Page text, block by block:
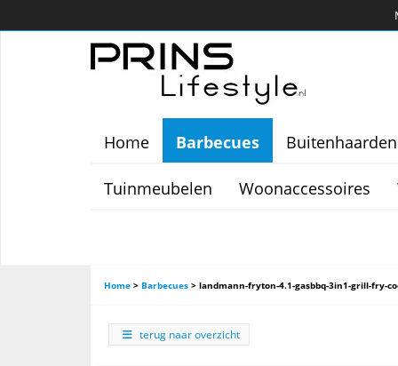
Home Barbecues Buitenhaarden
Tuinmeubelen Woonaccessoires
Home > Barbecues > landmann-fryton-4.1-gasbbq-3in1-grill-fry-
terug naar overzicht